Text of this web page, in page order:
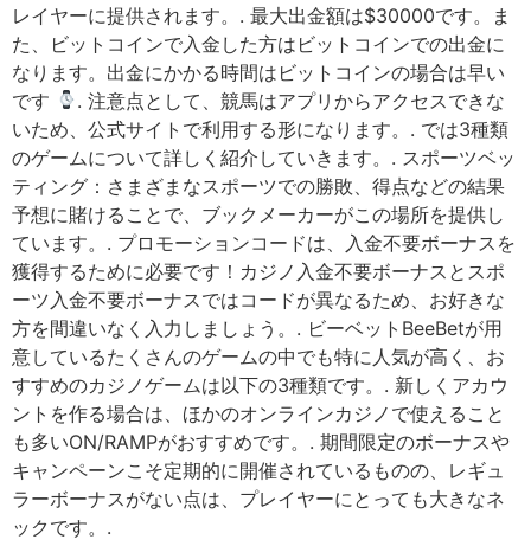
レイヤーに提供されます。. 最大出金額は$30000です。ま
た、ビットコインで入金した方はビットコインでの出金に
なります。出金にかかる時間はビットコインの場合は早い
です
. 注意点として、競馬はアプリからアクセスできな
いため、公式サイトで利用する形になります。. では3種類
のゲームについて詳しく紹介していきます。. スポーツベッ
ティング：さまざまなスポーツでの勝敗、得点などの結果
予想に賭けることで、ブックメーカーがこの場所を提供し
ています。. プロモーションコードは、入金不要ボーナスを
獲得するために必要です！カジノ入金不要ボーナスとスポ
ーツ入金不要ボーナスではコードが異なるため、お好きな
方を間違いなく入力しましょう。. ビーベットBeeBetが用
意しているたくさんのゲームの中でも特に人気が高く、お
すすめのカジノゲームは以下の3種類です。. 新しくアカウ
ントを作る場合は、ほかのオンラインカジノで使えること
も多いON/RAMPがおすすめです。. 期間限定のボーナスや
キャンペーンこそ定期的に開催されているものの、レギュ
ラーボーナスがない点は、プレイヤーにとっても大きなネ
ックです。.